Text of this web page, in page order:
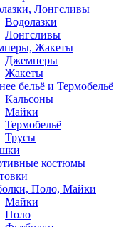
Лонгсливы
Водолазки
Лонгсливы
Жакеты
Джемперы
Жакеты
бельё и Термобельё
Кальсоны
Майки
Термобельё
Трусы
костюмы
Поло, Майки
Майки
Поло